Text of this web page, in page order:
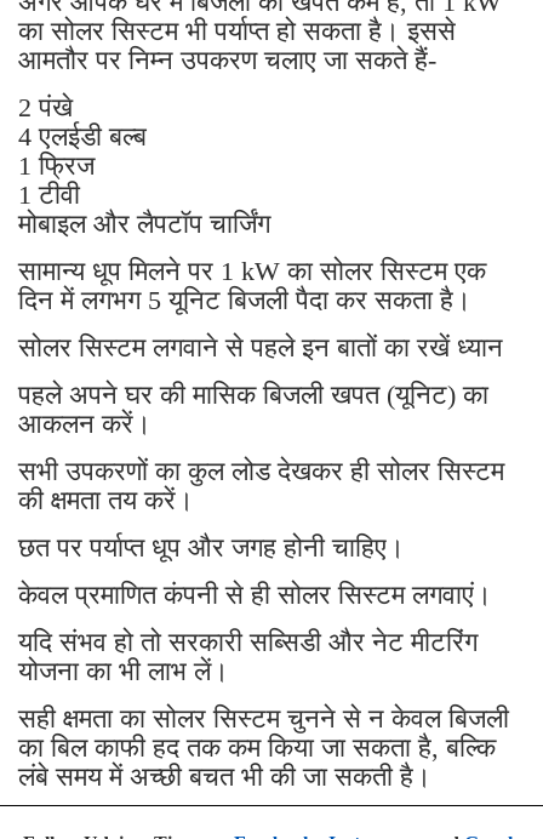
का सोलर सिस्टम भी पर्याप्त हो सकता है। इससे
आमतौर पर निम्न उपकरण चलाए जा सकते हैं-
2 पंखे
4 एलईडी बल्ब
1 फ्रिज
1 टीवी
मोबाइल और लैपटॉप चार्जिंग
सामान्य धूप मिलने पर 1 kW का सोलर सिस्टम एक
दिन में लगभग 5 यूनिट बिजली पैदा कर सकता है।
सोलर सिस्टम लगवाने से पहले इन बातों का रखें ध्यान
पहले अपने घर की मासिक बिजली खपत (यूनिट) का
आकलन करें।
सभी उपकरणों का कुल लोड देखकर ही सोलर सिस्टम
की क्षमता तय करें।
छत पर पर्याप्त धूप और जगह होनी चाहिए।
केवल प्रमाणित कंपनी से ही सोलर सिस्टम लगवाएं।
यदि संभव हो तो सरकारी सब्सिडी और नेट मीटरिंग
योजना का भी लाभ लें।
सही क्षमता का सोलर सिस्टम चुनने से न केवल बिजली
का बिल काफी हद तक कम किया जा सकता है, बल्कि
लंबे समय में अच्छी बचत भी की जा सकती है।